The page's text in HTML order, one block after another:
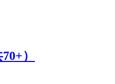
）